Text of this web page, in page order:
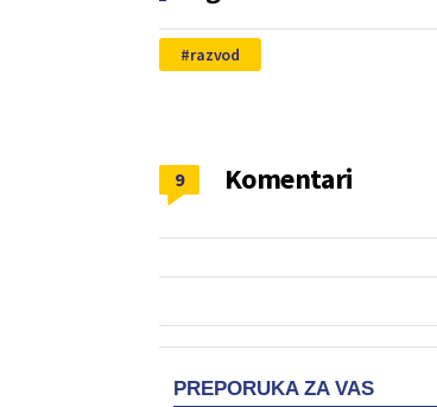
razvod
Komentari
9
PREPORUKA ZA VAS